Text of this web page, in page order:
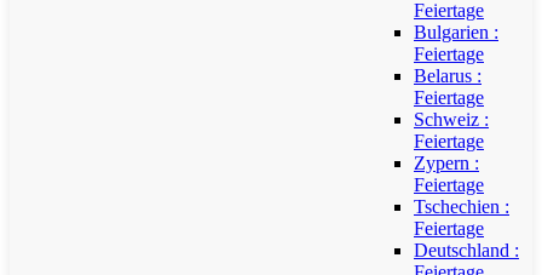
Feiertage
Bulgarien :
Feiertage
Belarus :
Feiertage
Schweiz :
Feiertage
Zypern :
Feiertage
Tschechien :
Feiertage
Deutschland :